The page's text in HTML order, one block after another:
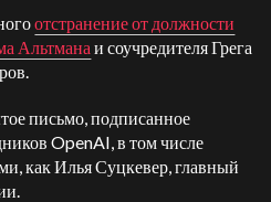
отстранение от должности
Альтмана и соучредителя Грега
письмо, подписанное
OpenAI, в том числе
как Илья Суцкевер, главный